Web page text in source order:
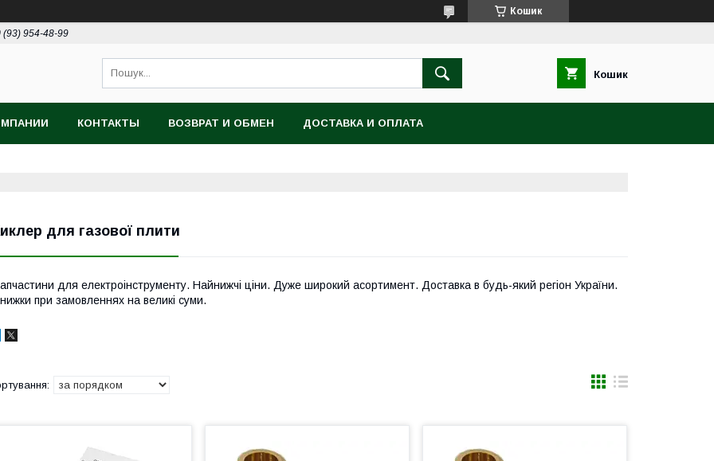
Кошик
(93) 954-48-99
Кошик
КОНТАКТЫ ВОЗВРАТ И ОБМЕН ДОСТАВКА И ОПЛАТА
для газової плити
для електроінструменту. Найнижчі ціни. Дуже широкий асортимент. Доставка в будь-який регіон України.
при замовленнях на великі суми.